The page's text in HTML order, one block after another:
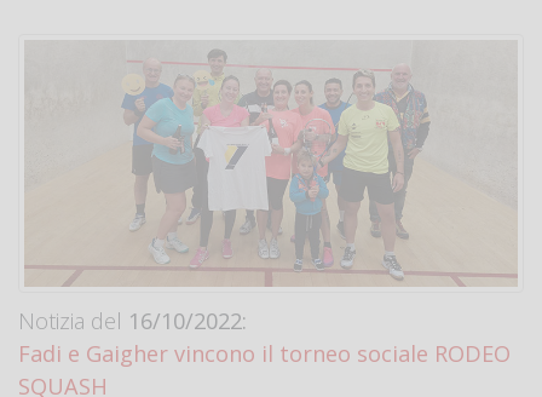
Notizia del 16/10/2022:
Fadi e Gaigher vincono il torneo sociale RODEO
SQUASH